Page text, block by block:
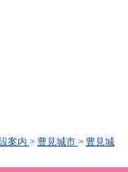
案内 > 豊見城市 > 豊見城